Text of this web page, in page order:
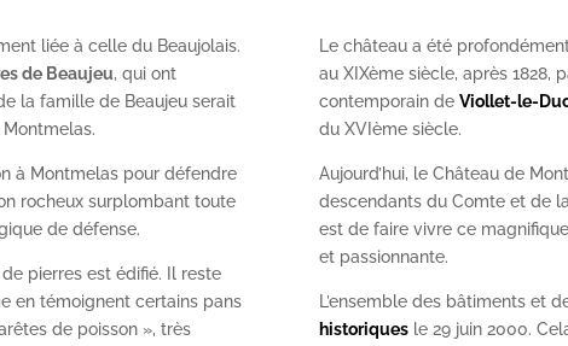
liée à celle du Beaujolais.
de Beaujeu, qui ont
la famille de Beaujeu serait
à Montmelas pour défendre
rocheux surplombant toute
de défense.
pierres est édifié. Il reste
en témoignent certains pans
de poisson », très
Le château a été
au XIXèmesiècle, après 1828,
contemporain de Viollet-le-
du XVI èmesiècle.
Aujourd’hui, le Château de
descendants du Comte et de
est de faire vivre ce
et passionnante.
L’ensemble des bâtiments et
historiquesle 29 juin 2000.